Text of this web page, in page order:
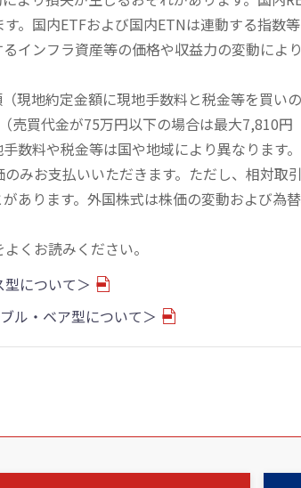
。国内ETFおよび国内ETNは連動する指数
インフラ資産等の価格や収益力の変動によ
現地約定金額に現地手数料と税金等を買い
売買代金が75万円以下の場合は最大7,810円
数料や税金等は国や地域により異なります
みお支払いいただきます。ただし、相対取
あります。外国株式は株価の変動および為
くお読みください。
について＞
ル・ベア型について＞